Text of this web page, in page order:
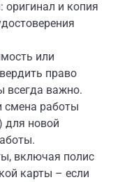
и копия
или
право
всегда важно.
смена работы
для новой
включая полис
карты – если